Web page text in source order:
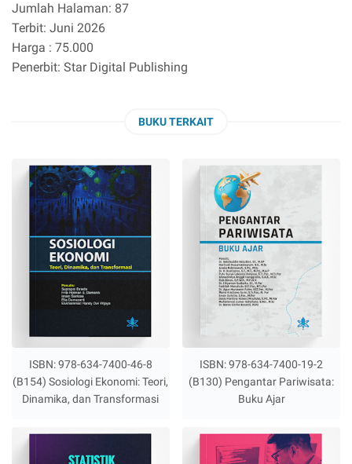
Jumlah Halaman: 87
Terbit: Juni 2026
Harga : 75.000
Penerbit: Star Digital Publishing
BUKU TERKAIT
ISBN: 978-634-7400-46-8
(B154) Sosiologi Ekonomi: Teori,
Dinamika, dan Transformasi
ISBN: 978-634-7400-19-2
(B130) Pengantar Pariwisata:
Buku Ajar